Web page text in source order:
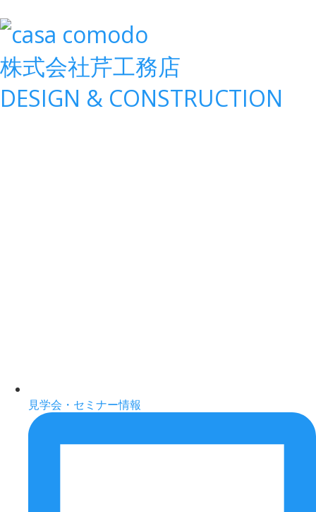
株式会社芹工務店
DESIGN & CONSTRUCTION
見学会・セミナー情報